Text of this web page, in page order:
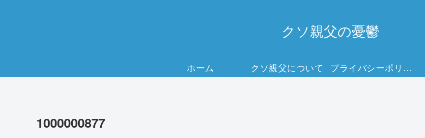
クソ親父の憂鬱
ホーム クソ親父について プライバシーポリシー
1000000877